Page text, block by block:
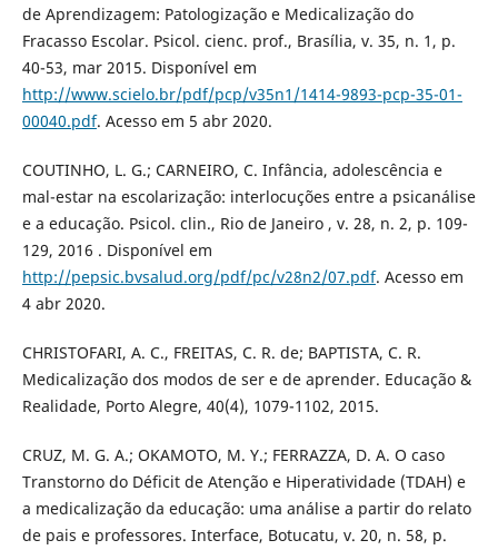
de Aprendizagem: Patologização e Medicalização do
Fracasso Escolar. Psicol. cienc. prof., Brasília, v. 35, n. 1, p.
40-53, mar 2015. Disponível em
http://www.scielo.br/pdf/pcp/v35n1/1414-9893-pcp-35-01-
00040.pdf. Acesso em 5 abr 2020.
COUTINHO, L. G.; CARNEIRO, C. Infância, adolescência e
mal-estar na escolarização: interlocuções entre a psicanálise
e a educação. Psicol. clin., Rio de Janeiro , v. 28, n. 2, p. 109-
129, 2016 . Disponível em
http://pepsic.bvsalud.org/pdf/pc/v28n2/07.pdf. Acesso em
4 abr 2020.
CHRISTOFARI, A. C., FREITAS, C. R. de; BAPTISTA, C. R.
Medicalização dos modos de ser e de aprender. Educação &
Realidade, Porto Alegre, 40(4), 1079-1102, 2015.
CRUZ, M. G. A.; OKAMOTO, M. Y.; FERRAZZA, D. A. O caso
Transtorno do Déficit de Atenção e Hiperatividade (TDAH) e
a medicalização da educação: uma análise a partir do relato
de pais e professores. Interface, Botucatu, v. 20, n. 58, p.